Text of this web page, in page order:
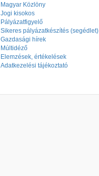
Magyar Közlöny
Jogi kisokos
Pályázatfigyelő
Sikeres pályázatkészítés (segédlet)
Gazdasági hírek
Múltidéző
Elemzések, értékelések
Adatkezelési tájékoztató